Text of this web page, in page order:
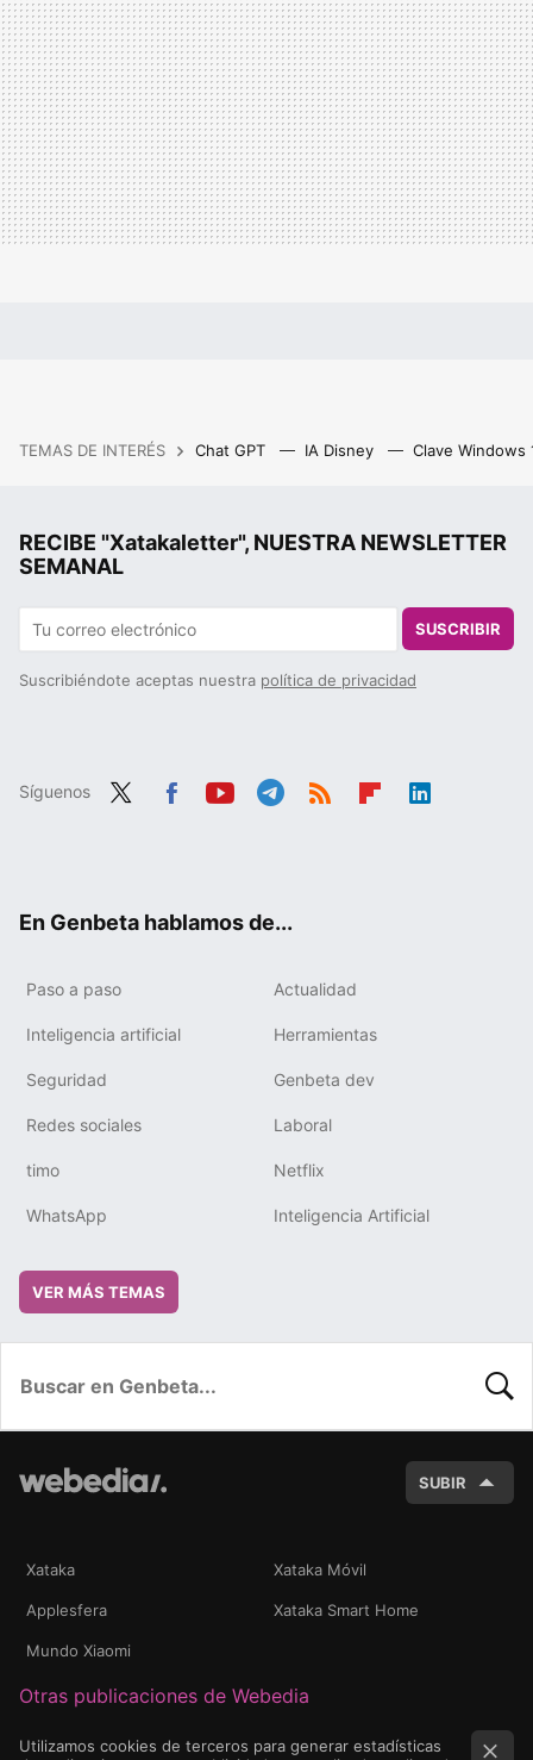
TEMAS DE INTERÉS Chat GPT IA Disney Clave Windows
RECIBE "Xatakaletter", NUESTRA NEWSLETTER
SEMANAL
SUSCRIBIR
Suscribiéndote aceptas nuestra política de privacidad
Síguenos
En Genbeta hablamos de...
Paso a paso Actualidad
Inteligencia artificial Herramientas
Seguridad Genbeta dev
Redes sociales Laboral
timo Netflix
WhatsApp Inteligencia Artificial
VER MÁS TEMAS
SUBIR
Xataka Xataka Móvil
Applesfera Xataka Smart Home
Mundo Xiaomi
Otras publicaciones de Webedia
Utilizamos cookies de terceros para generar estadísticas